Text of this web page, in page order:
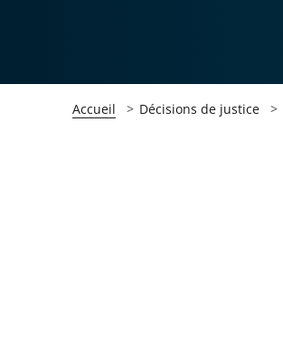
Accueil Décisions de justice